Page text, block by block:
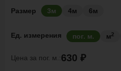
Размер 3м 4м 6м
Ед. измерения пог. м. м2
Цена за пог. м.:630 ₽